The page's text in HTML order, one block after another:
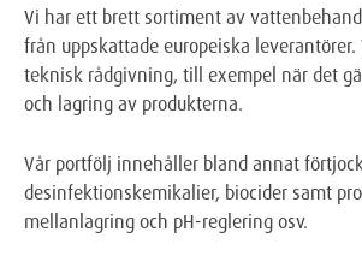
Vi har ett brett sortiment av
från uppskattade europeiska leverantörer.
teknisk rådgivning, till exempel när det
och lagring av produkterna.
Vår portfölj innehåller bland annat
desinfektionskemikalier, biocider samt
mellanlagring och pH-reglering osv.